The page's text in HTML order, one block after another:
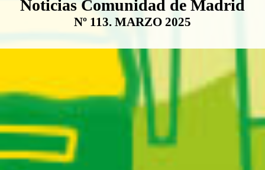
Boletín Noticias Comunidad de
Noticias Comunidad de Madrid
Nº 113. MARZO 2025